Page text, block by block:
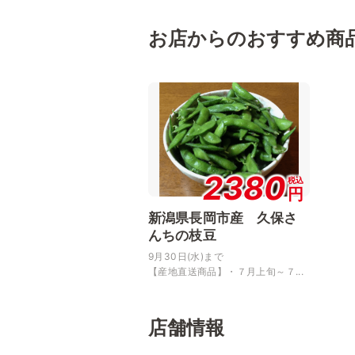
お店からのおすすめ商
2380税込
円
新潟県長岡市産 久保さ
んちの枝豆
9月30日(水)まで
【産地直送商品】・７月上旬～７...
店舗情報